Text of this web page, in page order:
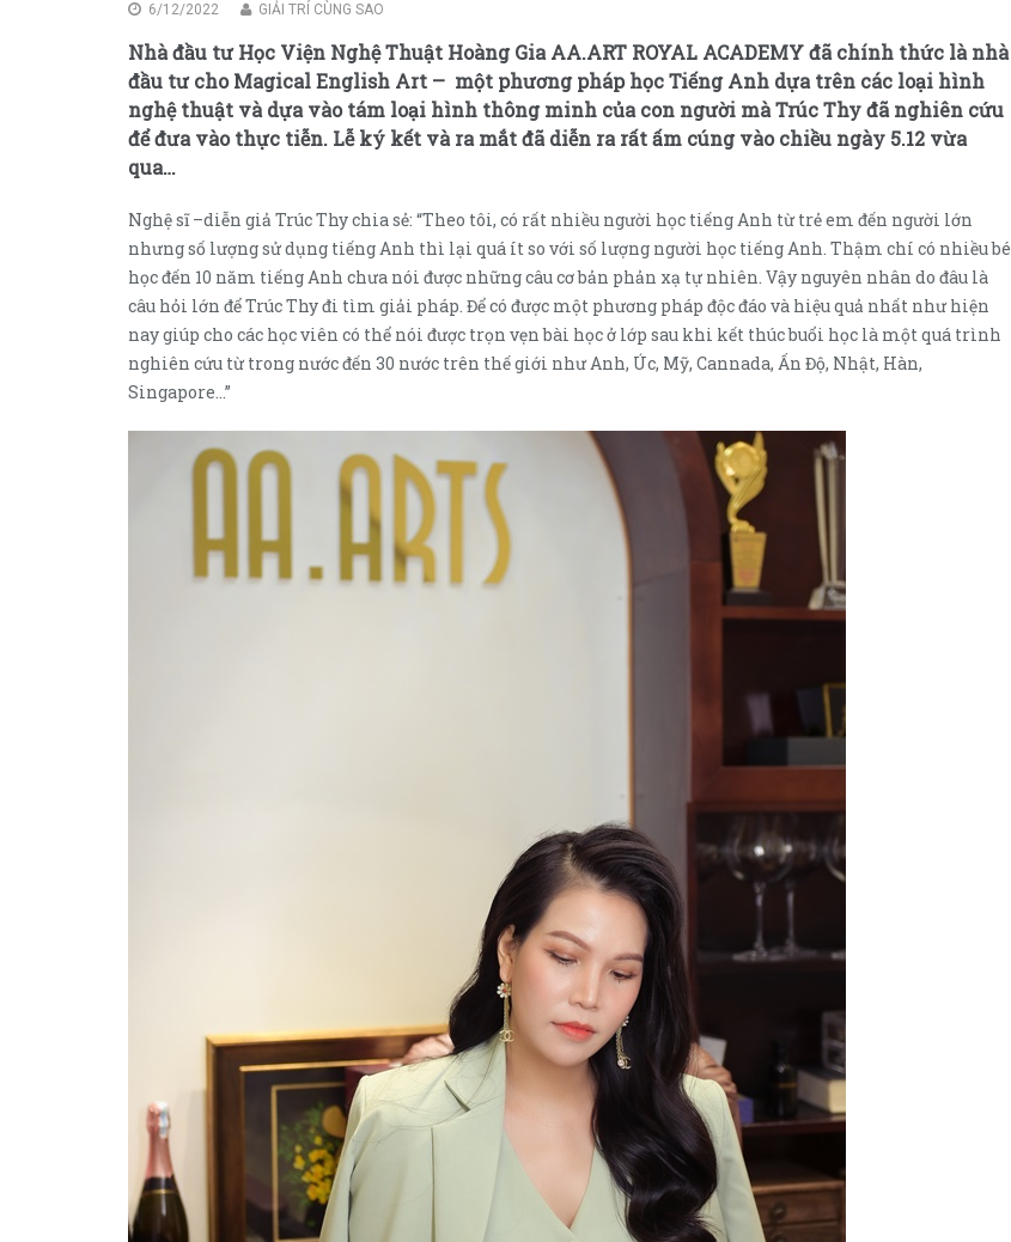
6/12/2022 GIẢI TRÍ CÙNG SAO
Nhà đầu tư Học Viện Nghệ Thuật Hoàng Gia AA.ART ROYAL ACADEMY đã chính thức là nhà
đầu tư cho Magical English Art – một phương pháp học Tiếng Anh dựa trên các loại hình
nghệ thuật và dựa vào tám loại hình thông minh của con người mà Trúc Thy đã nghiên cứu
để đưa vào thực tiễn. Lễ ký kết và ra mắt đã diễn ra rất ấm cúng vào chiều ngày 5.12 vừa
qua…
Nghệ sĩ –diễn giả Trúc Thy chia sẻ: “Theo tôi, có rất nhiều người học tiếng Anh từ trẻ em đến người lớn
nhưng số lượng sử dụng tiếng Anh thì lại quá ít so với số lượng người học tiếng Anh. Thậm chí có nhiều bé
học đến 10 năm tiếng Anh chưa nói được những câu cơ bản phản xạ tự nhiên. Vậy nguyên nhân do đâu là
câu hỏi lớn để Trúc Thy đi tìm giải pháp. Để có được một phương pháp độc đáo và hiệu quả nhất như hiện
nay giúp cho các học viên có thể nói được trọn vẹn bài học ở lớp sau khi kết thúc buổi học là một quá trình
nghiên cứu từ trong nước đến 30 nước trên thế giới như Anh, Úc, Mỹ, Cannada, Ấn Độ, Nhật, Hàn,
Singapore…”